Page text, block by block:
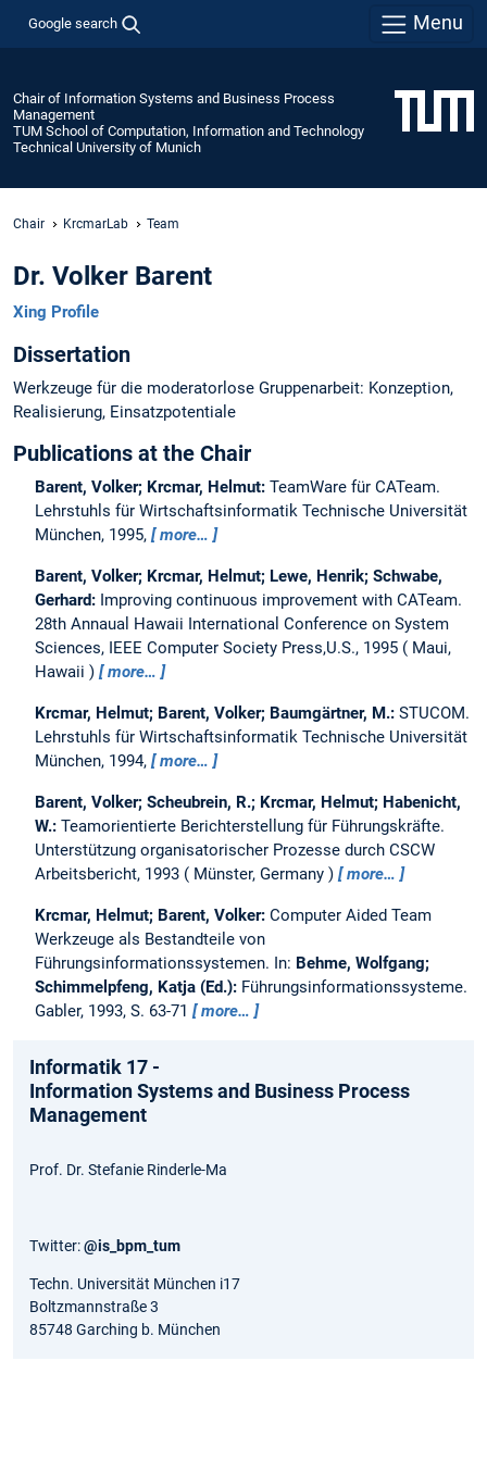
Google search Menu
Chair of Information Systems and Business Process
Management
TUM School of Computation, Information and Technology
Technical University of Munich
Chair KrcmarLab Team
Dr. Volker Barent
Xing Profile
Dissertation
Werkzeuge für die moderatorlose Gruppenarbeit: Konzeption,
Realisierung, Einsatzpotentiale
Publications at the Chair
Barent, Volker; Krcmar, Helmut: TeamWare für CATeam.
Lehrstuhls für Wirtschaftsinformatik Technische Universität
München, 1995,
more…
Barent, Volker; Krcmar, Helmut; Lewe, Henrik; Schwabe,
Gerhard: Improving continuous improvement with CATeam.
28th Annaual Hawaii International Conference on System
Sciences, IEEE Computer Society Press,U.S., 1995
Maui,
Hawaii
more…
Krcmar, Helmut; Barent, Volker; Baumgärtner, M.: STUCOM.
Lehrstuhls für Wirtschaftsinformatik Technische Universität
München, 1994,
more…
Barent, Volker; Scheubrein, R.; Krcmar, Helmut; Habenicht,
W.: Teamorientierte Berichterstellung für Führungskräfte.
Unterstützung organisatorischer Prozesse durch CSCW
Arbeitsbericht, 1993
Münster, Germany more…
Krcmar, Helmut; Barent, Volker: Computer Aided Team
Werkzeuge als Bestandteile von
Führungsinformationssystemen. In: Behme, Wolfgang;
Schimmelpfeng, Katja (Ed.): Führungsinformationssysteme.
Gabler, 1993, S. 63-71
more…
Informatik 17 -
Information Systems and Business Process
Management
Prof. Dr. Stefanie Rinderle-Ma
Twitter:@is_bpm_tum
Techn. Universität München i17
Boltzmannstraße 3
85748 Garching b. München